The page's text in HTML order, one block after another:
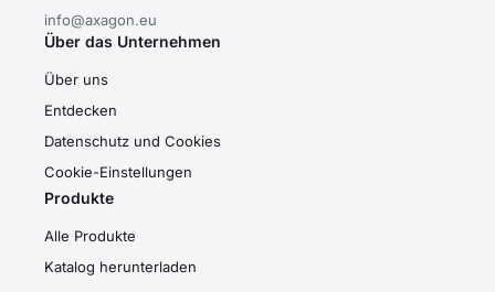
info@axagon.eu
Über das Unternehmen
Über uns
Entdecken
Datenschutz und Cookies
Cookie-Einstellungen
Produkte
Alle Produkte
Katalog herunterladen